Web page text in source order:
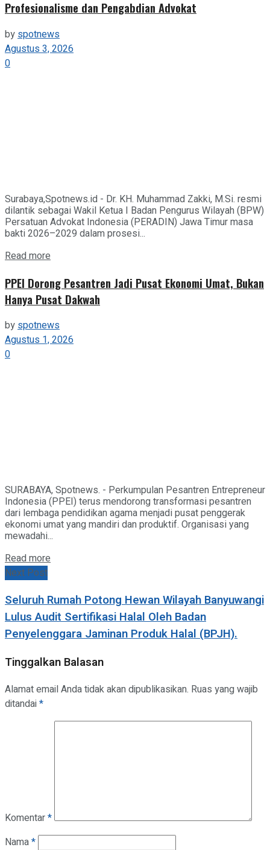
Profesionalisme dan Pengabdian Advokat
byspotnews
Agustus 3, 2026
0
Surabaya,Spotnews.id - Dr. KH. Muhammad Zakki, M.Si. resmi
dilantik sebagai Wakil Ketua I Badan Pengurus Wilayah (BPW)
Persatuan Advokat Indonesia (PERADIN) Jawa Timur masa
bakti 2026–2029 dalam prosesi...
Read more
PPEI Dorong Pesantren Jadi Pusat Ekonomi Umat, Bukan
Hanya Pusat Dakwah
byspotnews
Agustus 1, 2026
0
SURABAYA, Spotnews. - Perkumpulan Pesantren Entrepreneur
Indonesia (PPEI) terus mendorong transformasi pesantren
dari lembaga pendidikan agama menjadi pusat penggerak
ekonomi umat yang mandiri dan produktif. Organisasi yang
mewadahi...
Read more
Next Post
Seluruh Rumah Potong Hewan Wilayah Banyuwangi
Lulus Audit Sertifikasi Halal Oleh Badan
Penyelenggara Jaminan Produk Halal (BPJH).
Tinggalkan Balasan
Alamat email Anda tidak akan dipublikasikan. Ruas yang wajib
ditandai*
Komentar*
Nama*